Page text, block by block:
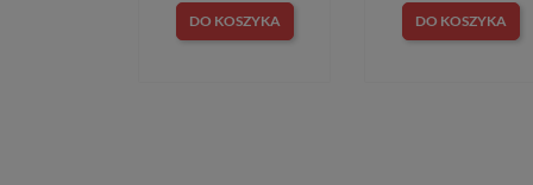
DO KOSZYKA DO KOSZYKA